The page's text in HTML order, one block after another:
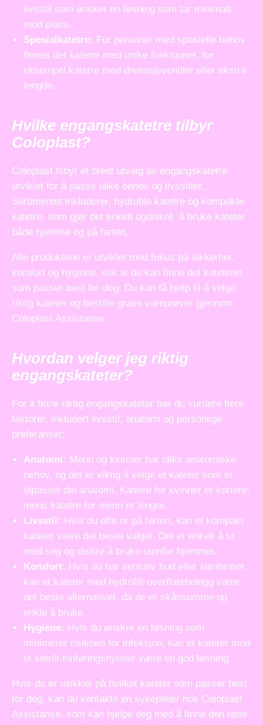
livsstil som ønsker en løsning som tar minimalt
med plass.
Spesialkatetre: For personer med spesielle behov
finnes det katetre med unike funksjoner, for
eksempel katetre med drenasjeventiler eller ekstra
lengde.
Hvilke engangskatetre tilbyr
Coloplast?
Coloplast tilbyr et bredt utvalg av engangskatetre
utviklet for å passe ulike behov og livsstiler.
Sortimentet inkluderer, hydrofile katetre og kompakte
katetre, som gjør det enkelt ogdiskré å bruke kateter
både hjemme og på farten.
Alle produktene er utviklet med fokus på sikkerhet,
komfort og hygiene, slik at du kan finne det kateteret
som passer best for deg. Du kan få hjelp til å velge
riktig kateter og bestille gratis vareprøver gjennom
Coloplast Assistanse.
Hvordan velger jeg riktig
engangskateter?
For å finne riktig engangskateter bør du vurdere flere
faktorer, inkludert livsstil, anatomi og personlige
preferanser:
Anatomi: Menn og kvinner har ulike anatomiske
behov, og det er viktig å velge et kateter som er
tilpasset din anatomi. Katetre for kvinner er kortere,
mens katetre for menn er lengre.
Livsstil: Hvis du ofte er på farten, kan et kompakt
kateter være det beste valget. Det er enkelt å ta
med seg og diskré å bruke utenfor hjemmet.
Komfort: Hvis du har sensitiv hud eller slimhinner,
kan et kateter med hydrofilt overflatebelegg være
det beste alternativet, da de er skånsomme og
enkle å bruke.
Hygiene: Hvis du ønsker en løsning som
minimerer risikoen for infeksjon, kan et kateter med
et sterilt innføringshylster være en god løsning.
Hvis du er usikker på hvilket kateter som passer best
for deg, kan du kontakte en sykepleier hos Coloplast
Assistanse, som kan hjelpe deg med å finne den rette